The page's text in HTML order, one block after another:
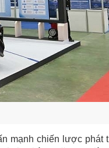
mạnh chiến lược phát